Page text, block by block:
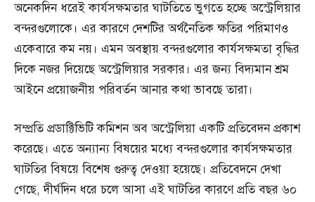
অনেকদিন ধরেই কার্যসক্ষমতার ঘাটতিতে ভুগতে হচ্ছে অস্ট্রেলিয়ার
বন্দরগুলোকে। এর কারণে দেশটির অর্থনৈতিক ক্ষতির পরিমাণও
একেবারে কম নয়। এমন অবস্থায় বন্দরগুলোর কার্যসক্ষমতা বৃদ্ধির
দিকে নজর দিয়েছে অস্ট্রেলিয়ার সরকার। এর জন্য বিদ্যমান শ্রম
আইনে প্রয়োজনীয় পরিবর্তন আনার কথা ভাবছে তারা।
সম্প্রতি প্রডাক্টিভিটি কমিশন অব অস্ট্রেলিয়া একটি প্রতিবেদন প্রকাশ
করেছে। এতে অন্যান্য বিষয়ের মধ্যে বন্দরগুলোর কার্যসক্ষমতার
ঘাটতির বিষয়ে বিশেষ গুরুত্ব দেওয়া হয়েছে। প্রতিবেদনে দেখা
গেছে, দীর্ঘদিন ধরে চলে আসা এই ঘাটতির কারণে প্রতি বছর ৬০